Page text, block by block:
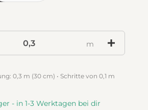
m
0,3 m (30 cm) • Schritte von 0,1 m
- in 1-3 Werktagen bei dir